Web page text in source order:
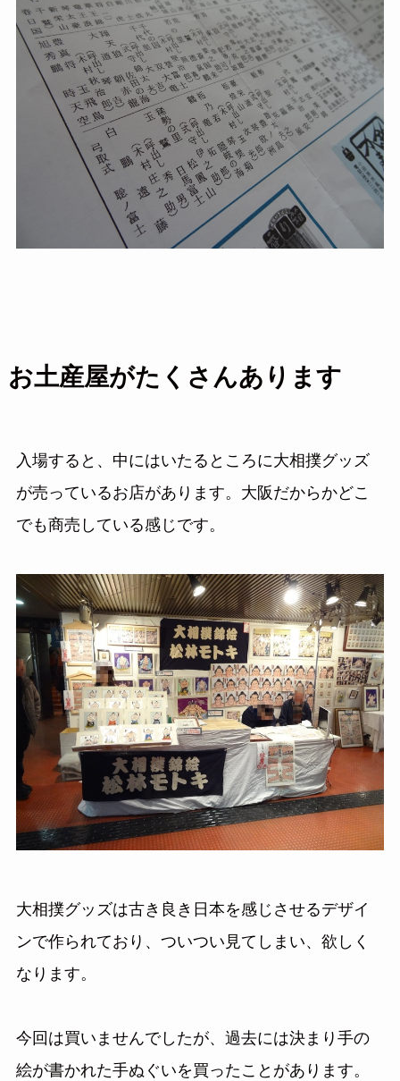
お土産屋がたくさんあります
入場すると、中にはいたるところに大相撲グッズ
が売っているお店があります。大阪だからかどこ
でも商売している感じです。
大相撲グッズは古き良き日本を感じさせるデザイ
ンで作られており、ついつい見てしまい、欲しく
なります。
今回は買いませんでしたが、過去には決まり手の
絵が書かれた手ぬぐいを買ったことがあります。